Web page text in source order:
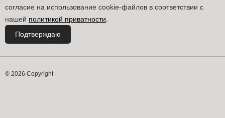
согласие на использование cookie-файлов в соответствии с
нашей политикой приватности.
Подтверждаю
© 2026 Copyright